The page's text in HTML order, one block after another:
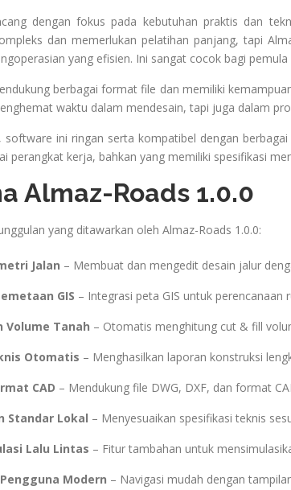
dengan fokus pada kebutuhan praktis dan
dan memerlukan pelatihan panjang, tapi
yang efisien. Ini sangat cocok bagi
berbagai format file dan memiliki
waktu dalam mendesain, tapi juga dalam
software ini ringan serta kompatibel dengan
perangkat kerja, bahkan yang memiliki spesifikasi
Almaz-Roads 1.0.0
yang ditawarkan oleh Almaz-Roads 1.0.0:
Jalan – Membuat dan mengedit desain jalur
GIS – Integrasi peta GIS untuk perencanaan
Volume Tanah – Otomatis menghitung cut & fill
Otomatis – Menghasilkan laporan konstruksi
CAD – Mendukung file DWG, DXF, dan format
Standar Lokal – Menyesuaikan spesifikasi teknis
Lalu Lintas – Fitur tambahan untuk
Modern – Navigasi mudah dengan